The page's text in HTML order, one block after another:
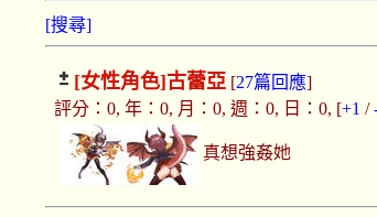
[搜尋]
[女性角色]古蕾亞 [27篇回應]
評分：0, 年：0, 月：0, 週：0, 日：0, [+1 /
真想強姦她